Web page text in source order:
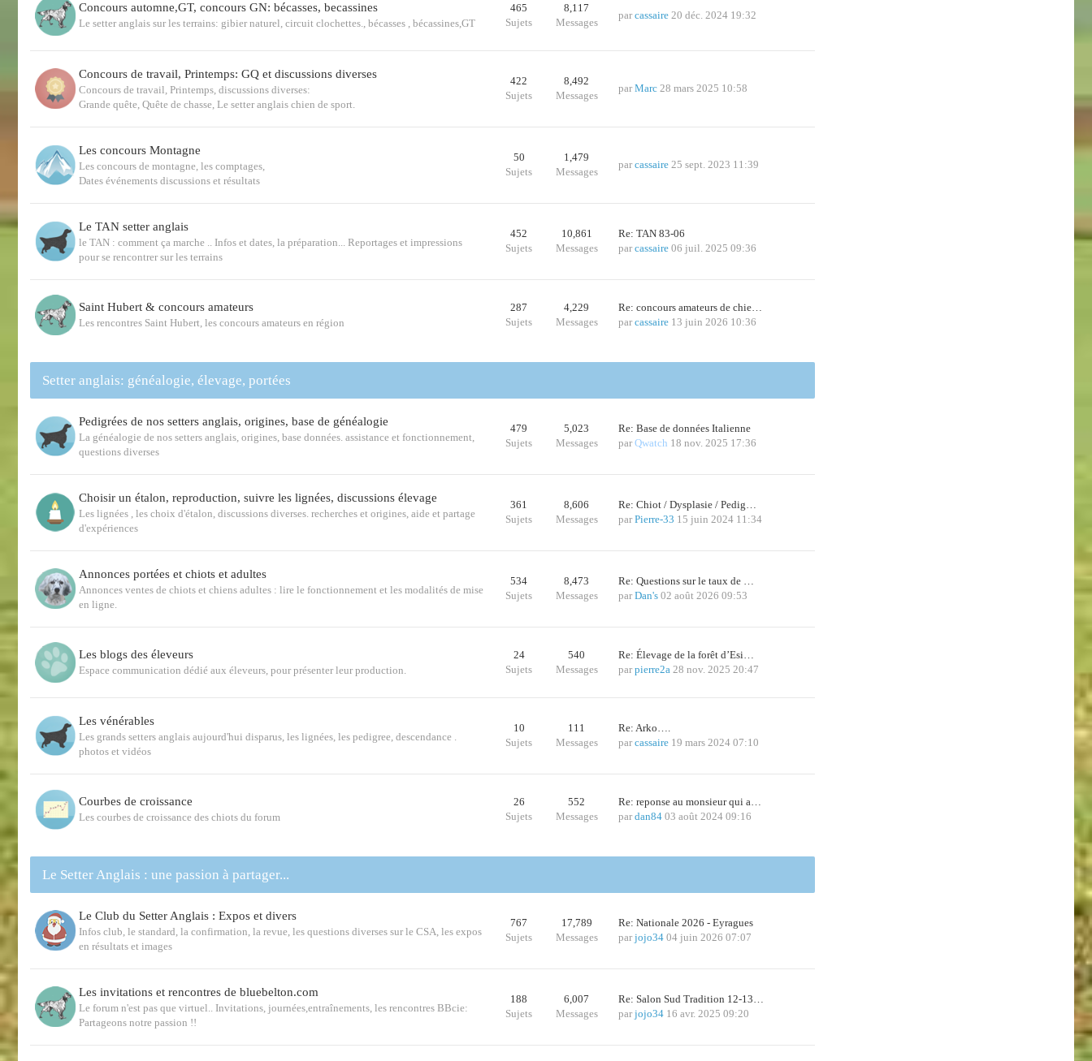
Concours automne,GT, concours GN: bécasses, becassines
Le setter anglais sur les terrains: gibier naturel, circuit clochettes., bécasses , bécassines,GT
465
Sujets
8,117
Messages
par cassaire 20 déc. 2024 19:32
Concours de travail, Printemps: GQ et discussions diverses
Concours de travail, Printemps, discussions diverses:
Grande quête, Quête de chasse, Le setter anglais chien de sport.
422
Sujets
8,492
Messages
par Marc 28 mars 2025 10:58
Les concours Montagne
Les concours de montagne, les comptages,
Dates événements discussions et résultats
50
Sujets
1,479
Messages
par cassaire 25 sept. 2023 11:39
Le TAN setter anglais
le TAN : comment ça marche .. Infos et dates, la préparation... Reportages et impressions
pour se rencontrer sur les terrains
452
Sujets
10,861
Messages
Re: TAN 83-06
par cassaire 06 juil. 2025 09:36
Saint Hubert & concours amateurs
Les rencontres Saint Hubert, les concours amateurs en région
287
Sujets
4,229
Messages
Re: concours amateurs de chie…
par cassaire 13 juin 2026 10:36
Setter anglais: généalogie, élevage, portées
Pedigrées de nos setters anglais, origines, base de généalogie
La généalogie de nos setters anglais, origines, base données. assistance et fonctionnement,
questions diverses
479
Sujets
5,023
Messages
Re: Base de données Italienne
par Qwatch 18 nov. 2025 17:36
Choisir un étalon, reproduction, suivre les lignées, discussions élevage
Les lignées , les choix d'étalon, discussions diverses. recherches et origines, aide et partage
d'expériences
361
Sujets
8,606
Messages
Re: Chiot / Dysplasie / Pedig…
par Pierre-33 15 juin 2024 11:34
Annonces portées et chiots et adultes
Annonces ventes de chiots et chiens adultes : lire le fonctionnement et les modalités de mise
en ligne.
534
Sujets
8,473
Messages
Re: Questions sur le taux de …
par Dan's 02 août 2026 09:53
Les blogs des éleveurs
Espace communication dédié aux éleveurs, pour présenter leur production.
24
Sujets
540
Messages
Re: Élevage de la forêt d’Esi…
par pierre2a 28 nov. 2025 20:47
Les vénérables
Les grands setters anglais aujourd'hui disparus, les lignées, les pedigree, descendance .
photos et vidéos
10
Sujets
111
Messages
Re: Arko….
par cassaire 19 mars 2024 07:10
Courbes de croissance
Les courbes de croissance des chiots du forum
26
Sujets
552
Messages
Re: reponse au monsieur qui a…
par dan84 03 août 2024 09:16
Le Setter Anglais : une passion à partager...
Le Club du Setter Anglais : Expos et divers
Infos club, le standard, la confirmation, la revue, les questions diverses sur le CSA, les expos
en résultats et images
767
Sujets
17,789
Messages
Re: Nationale 2026 - Eyragues
par jojo34 04 juin 2026 07:07
Les invitations et rencontres de bluebelton.com
Le forum n'est pas que virtuel.. Invitations, journées,entraînements, les rencontres BBcie:
Partageons notre passion !!
188
Sujets
6,007
Messages
Re: Salon Sud Tradition 12-13…
par jojo34 16 avr. 2025 09:20